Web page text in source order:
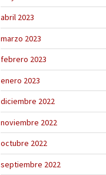
abril 2023
marzo 2023
febrero 2023
enero 2023
diciembre 2022
noviembre 2022
octubre 2022
septiembre 2022